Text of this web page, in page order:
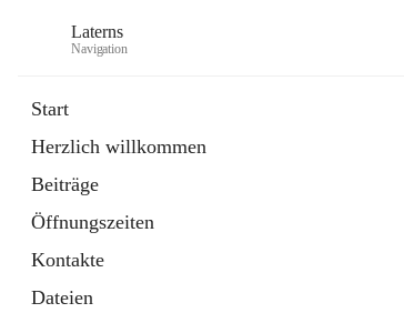
Laterns
Navigation
Start
Herzlich willkommen
Beiträge
Öffnungszeiten
Kontakte
Dateien